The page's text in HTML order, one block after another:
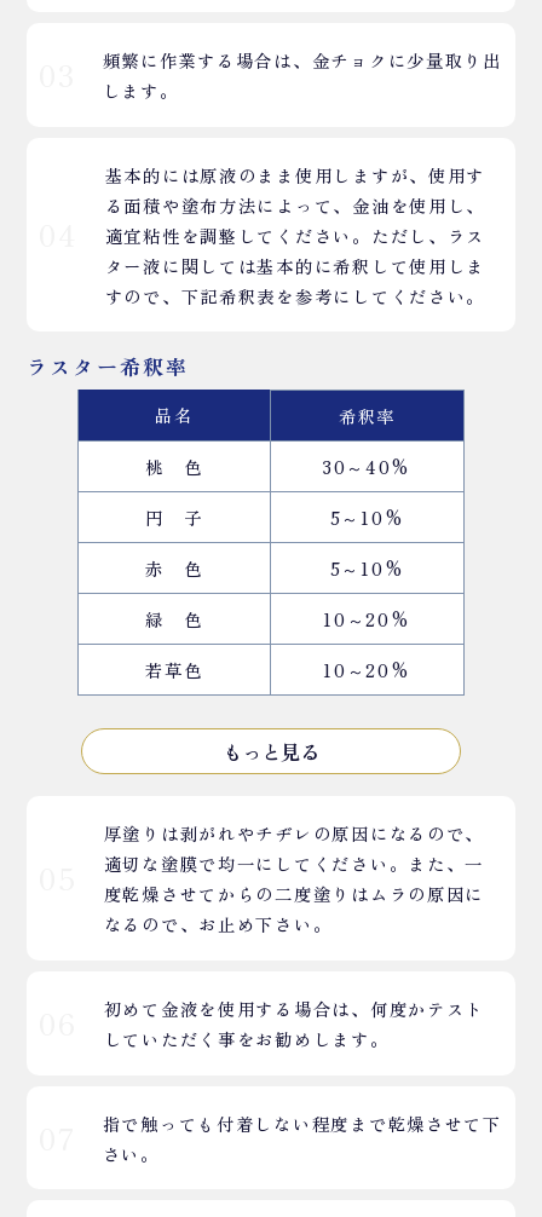
頻繁に作業する場合は、金チョクに少量取り出
します。
基本的には原液のまま使用しますが、使用す
る面積や塗布方法によって、金油を使用し、
適宜粘性を調整してください。ただし、ラス
ター液に関しては基本的に希釈して使用しま
すので、下記希釈表を参考にしてください。
ラスター希釈率
品名
希釈率
桃 色
30～40%
円 子
5～10%
赤 色
5～10%
緑 色
10～20%
若草色
10～20%
もっと見る
厚塗りは剥がれやチヂレの原因になるので、
適切な塗膜で均一にしてください。また、一
度乾燥させてからの二度塗りはムラの原因に
なるので、お止め下さい。
初めて金液を使用する場合は、何度かテスト
していただく事をお勧めします。
指で触っても付着しない程度まで乾燥させて下
さい。